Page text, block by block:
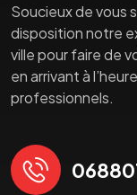
Soucieux de vous
disposition notre
ville pour faire de
en arrivant à
professionnels.